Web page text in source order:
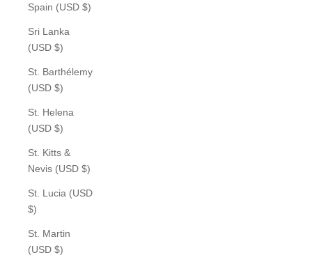
Spain (USD $)
Sri Lanka
(USD $)
St. Barthélemy
(USD $)
St. Helena
(USD $)
St. Kitts &
Nevis (USD $)
St. Lucia (USD
$)
St. Martin
(USD $)